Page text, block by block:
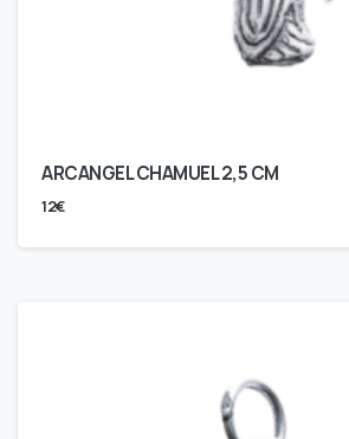
ARCANGEL CHAMUEL 2,5 CM
12€